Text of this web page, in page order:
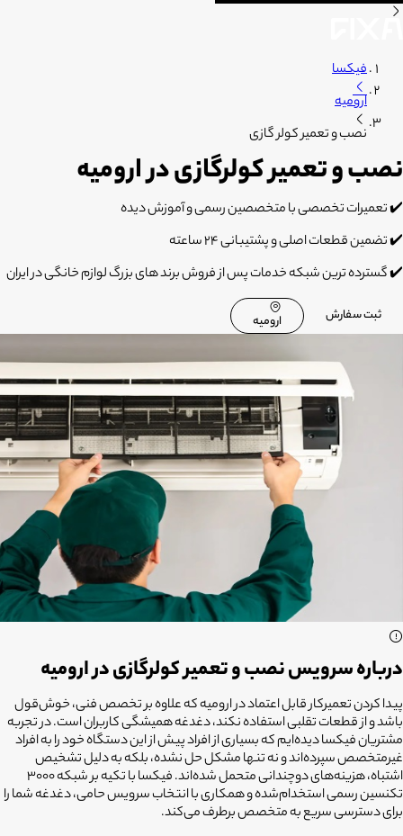
فیکسا
ارومیه
نصب و تعمیر کولر گازی
نصب و تعمیر کولرگازی در ارومیه
✔️ تعمیرات تخصصی با متخصصین رسمی و آموزش دیده
✔️ تضمین قطعات اصلی و پشتیبانی 24 ساعته
✔️ گسترده ترین شبکه خدمات پس از فروش برند های بزرگ لوازم خانگی در ایران
ثبت سفارش ارومیه
درباره سرویس نصب و تعمیر کولرگازی در ارومیه
پیدا کردن تعمیرکار قابل اعتماد در ارومیه که علاوه بر تخصص فنی، خوش‌قول
باشد و از قطعات تقلبی استفاده نکند، دغدغه همیشگی کاربران است. در تجربه
مشتریان فیکسا دیده‌ایم که بسیاری از افراد پیش از این دستگاه خود را به افراد
غیرمتخصص سپرده‌اند و نه تنها مشکل حل نشده، بلکه به دلیل تشخیص
اشتباه، هزینه‌های دوچندانی متحمل شده‌اند. فیکسا با تکیه بر شبکه ۳۰۰۰
تکنسین رسمی استخدام‌شده و همکاری با انتخاب سرویس حامی، دغدغه شما را
برای دسترسی سریع به متخصص برطرف می‌کند.